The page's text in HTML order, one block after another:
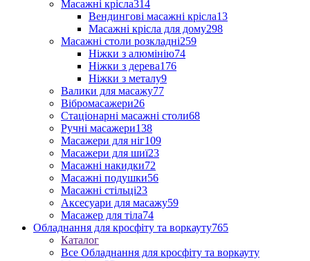
Масажні крісла314
Вендингові масажні крісла13
Масажні крісла для дому298
Масажні столи розкладні259
Ніжки з алюмінію74
Ніжки з дерева176
Ніжки з металу9
Валики для масажу77
Вібромасажери26
Стаціонарні масажні столи68
Ручні масажери138
Масажери для ніг109
Масажери для шиї23
Масажні накидки72
Масажні подушки56
Масажні стільці23
Аксесуари для масажу59
Масажер для тіла74
Обладнання для кросфіту та воркауту765
Каталог
Все Обладнання для кросфіту та воркауту